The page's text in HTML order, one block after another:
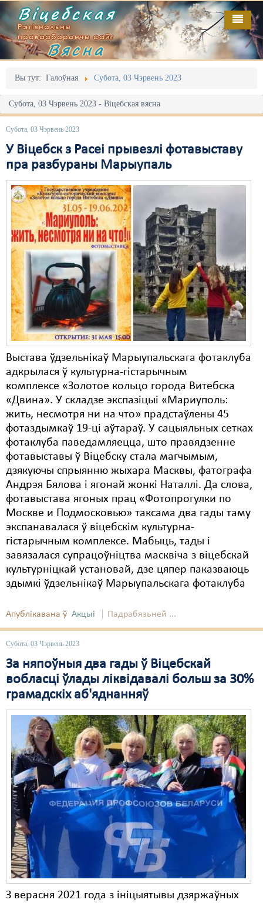
Віцебская
Рэгіянальны
праваабарончы сайт
Вясна
Вы тут: Галоўная Субота, 03 Чэрвень 2023
Субота, 03 Чэрвень 2023 - Віцебская вясна
Субота, 03 Чэрвень 2023
У Віцебск з Расеі прывезлі фотавыставу
пра разбураны Марыупаль
Выстава ўдзельнікаў Марыупальскага фотаклуба
адкрылася ў культурна-гістарычным
комплексе «Золотое кольцо города Витебска
«Двина». У складзе экспазіцыі «Мариуполь:
жить, несмотря ни на что» прадстаўлены 45
фотаздымкаў 19-ці аўтараў. У сацыяльных сетках
фотаклуба паведамляецца, што правядзенне
фотавыставы ў Віцебску стала магчымым,
дзякуючы спрыянню жыхара Масквы, фатографа
Андрэя Бялова і ягонай жонкі Наталлі. Да слова,
фотавыстава ягоных прац «Фотопрогулки по
Москве и Подмосковью» таксама два гады таму
экспанавалася ў віцебскім культурна-
гістарычным комплексе. Мабыць, тады і
завязалася супрацоўніцтва масквіча з віцебскай
культурніцкай установай, дзе цяпер паказваюць
здымкі ўдзельнікаў Марыупальскага фотаклуба
Апублікавана ў Акцыі Падрабязьней ...
Субота, 03 Чэрвень 2023
За няпоўныя два гады ў Віцебскай
вобласці ўлады ліквідавалі больш за 30%
грамадскіх аб'яднанняў
З верасня 2021 года з ініцыятывы дзяржаўных
Галоўная
Адміністрацыйны перасьлед
Акцыі
Выбары
Грамадзянскія ініцыятывы
Дзяржава
Дыскрымінацыя
Затрыманьні
Карная псыхіятрыя
КПЧ ААН
Культурныя правы
ЛПП
Мігранты
Мірныя сходы
Палітвязьні
Праваабаронцы
Правы дзіцяці
Пэнітэнцыярная сыстэма
Распальваньне варожасьці
Рознае
Свабода слова
Свабода сумленьня
Сьмяротнае пакараньне
Экалёгія
Правы працоўных
Сацыяльныя правы
Выданьні
Відэа
Пра нас
RSS